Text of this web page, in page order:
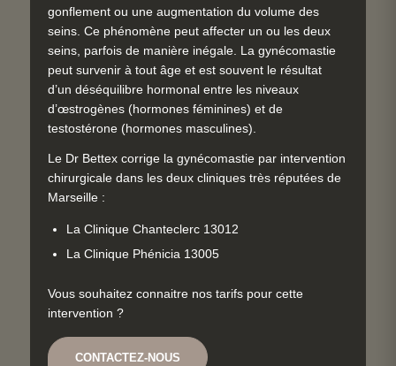
gonflement ou une augmentation du volume des
seins. Ce phénomène peut affecter un ou les deux
seins, parfois de manière inégale. La gynécomastie
peut survenir à tout âge et est souvent le résultat
d’un déséquilibre hormonal entre les niveaux
d’œstrogènes (hormones féminines) et de
testostérone (hormones masculines).
Le Dr Bettex corrige la gynécomastie par intervention
chirurgicale dans les deux cliniques très réputées de
Marseille :
La Clinique Chanteclerc 13012
La Clinique Phénicia 13005
Vous souhaitez connaitre nos tarifs pour cette
intervention ?
CONTACTEZ-NOUS